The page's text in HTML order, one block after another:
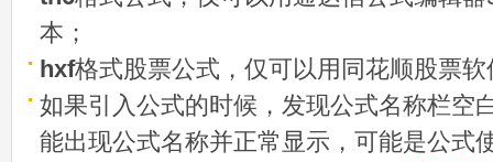
本；
hxf格式股票公式，仅可以用同花顺股票
如果引入公式的时候，发现公式名称栏空
能出现公式名称并正常显示，可能是公式